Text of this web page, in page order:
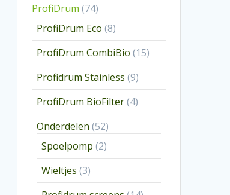
ProfiDrum 7474
producten
ProfiDrum Eco 88
producten
ProfiDrum CombiBio 1515
producten
Profidrum Stainless 99
producten
ProfiDrum BioFilter 44
producten
Onderdelen 5252
producten
Spoelpomp 22
producten
Wieltjes 33
producten